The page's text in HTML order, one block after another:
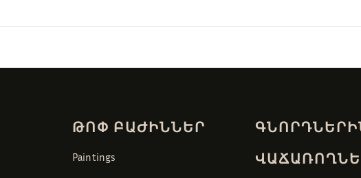
ԹՈՓ ԲԱԺԻՆՆԵՐ
Paintings